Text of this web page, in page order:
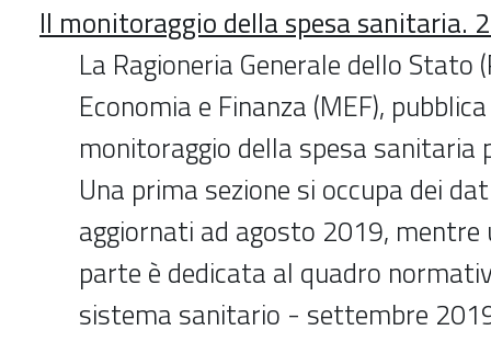
Il monitoraggio della spesa sanitaria.
La Ragioneria Generale dello Stato
Economia e Finanza (MEF),
monitoraggio della spesa sanitaria
Una prima sezione si occupa dei
aggiornati ad agosto 2019, mentre
parte è dedicata al quadro
sistema sanitario - settembre